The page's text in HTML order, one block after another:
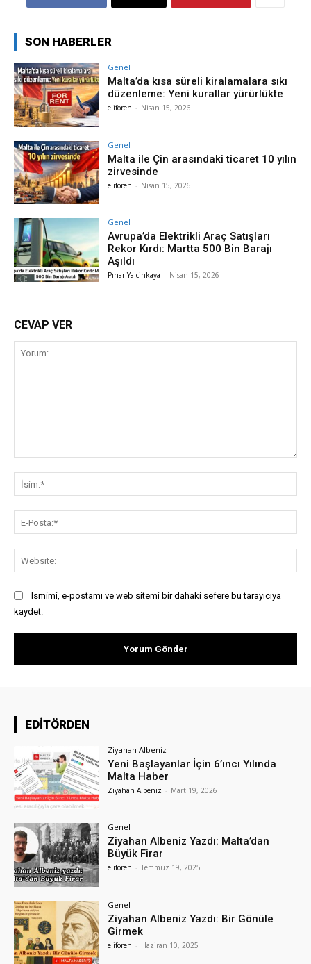
SON HABERLER
Genel
Malta’da kısa süreli kiralamalara sıkı
düzenleme: Yeni kurallar yürürlükte
eliforen - Nisan 15, 2026
Genel
Malta ile Çin arasındaki ticaret 10 yılın
zirvesinde
eliforen - Nisan 15, 2026
Genel
Avrupa’da Elektrikli Araç Satışları
Rekor Kırdı: Martta 500 Bin Barajı
Aşıldı
Pınar Yalcinkaya - Nisan 15, 2026
CEVAP VER
Ismimi, e-postamı ve web sitemi bir dahaki sefere bu tarayıcıya
kaydet.
EDİTÖRDEN
Ziyahan Albeniz
Yeni Başlayanlar İçin 6’ıncı Yılında
Malta Haber
Ziyahan Albeniz - Mart 19, 2026
Genel
Ziyahan Albeniz Yazdı: Malta’dan
Büyük Firar
eliforen - Temmuz 19, 2025
Genel
Ziyahan Albeniz Yazdı: Bir Gönüle
Girmek
eliforen - Haziran 10, 2025